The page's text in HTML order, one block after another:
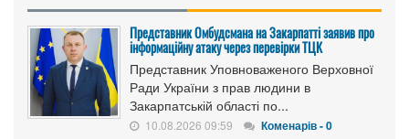
Представник Омбудсмана на Закарпатті заявив про
інформаційну атаку через перевірки ТЦК
Представник Уповноваженого Верховної
Ради України з прав людини в
Закарпатській області по...
10.08.2026 09:59 Коменарів - 0